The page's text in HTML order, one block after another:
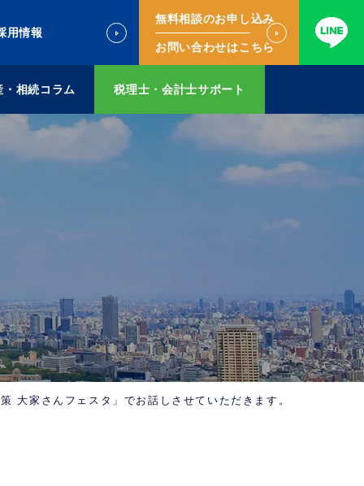
用情報
無料相談のお申し込み
お問い合わせはこちら
・相続コラム 税理士・会計士サポート
大家さんフェスタ」でお話しさせていただきます。